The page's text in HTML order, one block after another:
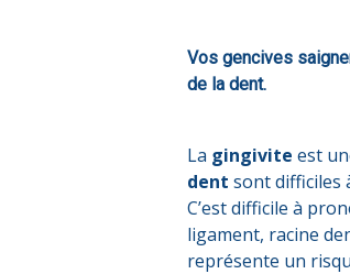
Vos gencives
de la dent.
La gingivite est
dent sont difficiles
C’est difficile à
ligament, racine
représente un